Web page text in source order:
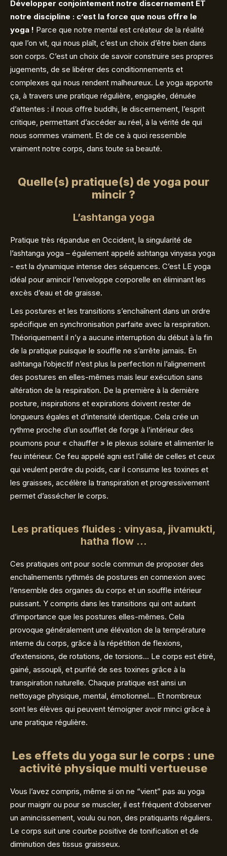
Développer conjointement notre discernement ET
notre discipline : c’est la force que nous offre le
yoga ! Parce que notre mental est créateur de la réalité
que l’on vit, qui nous plaît, c’est un choix d’être bien dans
son corps. C’est un choix de savoir construire ses propres
jugements, de se libérer des conditionnements et
complexes qui nous rendent malheureux. Le yoga apporte
ça, à travers une pratique régulière, engagée, dénuée
d’attentes : il nous offre buddhi, le discernement, l’esprit
critique, permettant d’accéder au réel, à la vérité de qui
nous sommes vraiment. Et de ce à quoi ressemble
vraiment notre corps, dans toute sa beauté.
Quelle(s) pratique(s) de yoga pour
mincir ?
L’ashtanga yoga
Pratique très répandue en Occident, la singularité de
l’ashtanga yoga – également appelé ashtanga vinyasa yoga
- est la dynamique intense des séquences. C’est LE yoga
idéal pour amincir l’enveloppe corporelle en éliminant les
excès d’eau et de graisse.
Les postures et les transitions s’enchaînent dans un ordre
spécifique en synchronisation parfaite avec la respiration.
Théoriquement il n’y a aucune interruption du début à la fin
de la pratique puisque le souffle ne s’arrête jamais. En
ashtanga l’objectif n’est plus la perfection ni l’alignement
des postures en elles-mêmes mais leur exécution sans
altération de la respiration. De la première à la dernière
posture, inspirations et expirations doivent rester de
longueurs égales et d’intensité identique. Cela crée un
rythme proche d’un soufflet de forge à l’intérieur des
poumons pour « chauffer » le plexus solaire et alimenter le
feu intérieur. Ce feu appelé agni est l’allié de celles et ceux
qui veulent perdre du poids, car il consume les toxines et
les graisses, accélère la transpiration et progressivement
permet d’assécher le corps.
Les pratiques fluides : vinyasa, jivamukti,
hatha flow …
Ces pratiques ont pour socle commun de proposer des
enchaînements rythmés de postures en connexion avec
l’ensemble des organes du corps et un souffle intérieur
puissant. Y compris dans les transitions qui ont autant
d’importance que les postures elles-mêmes. Cela
provoque généralement une élévation de la température
interne du corps, grâce à la répétition de flexions,
d’extensions, de rotations, de torsions… Le corps est étiré,
gainé, assoupli, et purifié de ses toxines grâce à la
transpiration naturelle. Chaque pratique est ainsi un
nettoyage physique, mental, émotionnel… Et nombreux
sont les élèves qui peuvent témoigner avoir minci grâce à
une pratique régulière.
Les effets du yoga sur le corps : une
activité physique multi vertueuse
Vous l’avez compris, même si on ne “vient” pas au yoga
pour maigrir ou pour se muscler, il est fréquent d’observer
un amincissement, voulu ou non, des pratiquants réguliers.
Le corps suit une courbe positive de tonification et de
diminution des tissus graisseux.